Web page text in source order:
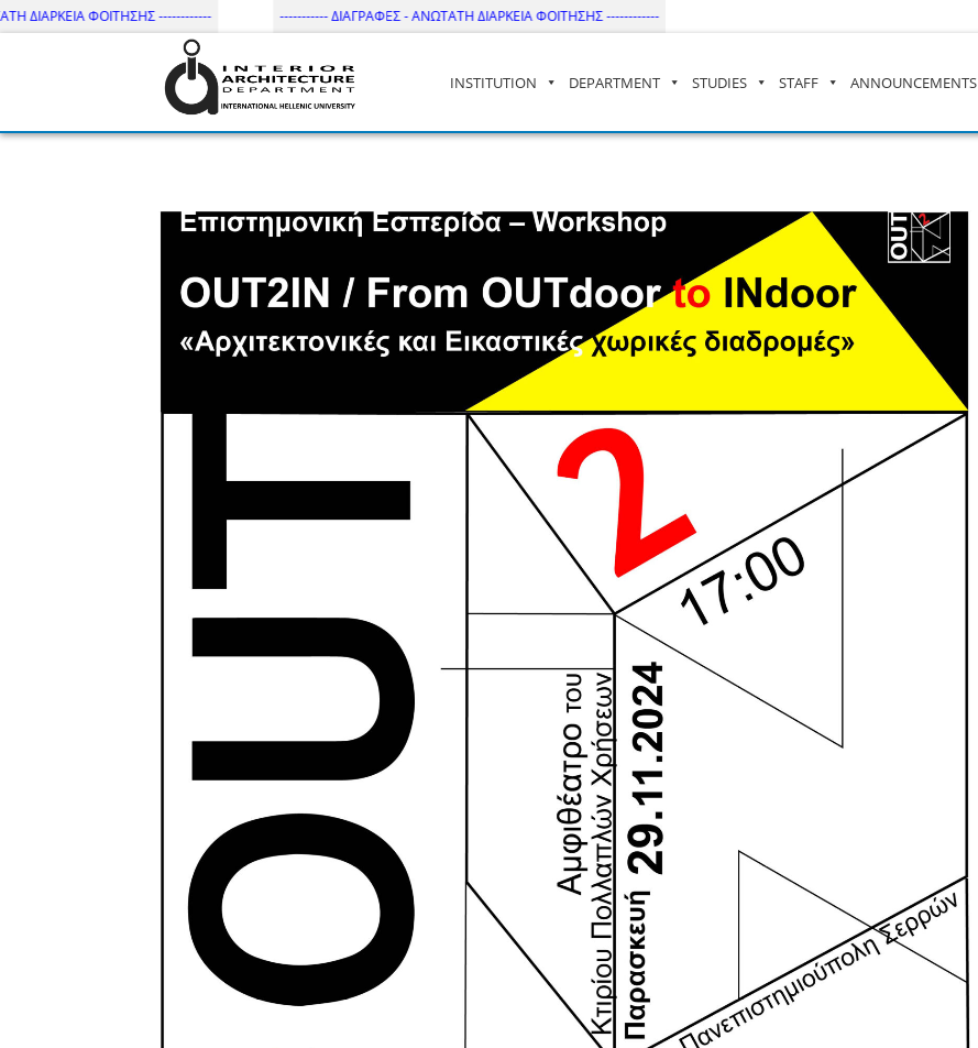
ΦΟΙΤΗΣΗΣ ------------ ----------- ΔΙΑΓΡΑΦΕΣ - ΑΝΩΤΑΤΗ ΔΙΑΡΚΕΙΑ ΦΟΙΤΗΣΗΣ ------------
Τμήμα Εσωτ. Αρχιτεκτονικής – ΔΙ.ΠΑ.Ε
INSTITUTION DEPARTMENT STUDIES STAFF ANNOUNCEMENTS